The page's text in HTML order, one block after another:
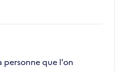
personne que l'on